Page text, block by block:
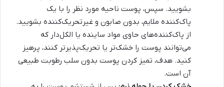
بشویید. سپس، پوست ناحیه مورد نظر را با یک
پاک‌کننده ملایم، بدون صابون و غیرتحریک‌کننده بشویید.
از پاک‌کننده‌های حاوی مواد ساینده یا الکل‌دار که
می‌توانند پوست را خشک‌تر یا تحریک‌پذیرتر کنند، پرهیز
کنید. هدف، تمیز کردن پوست بدون سلب رطوبت طبیعی
آن است.